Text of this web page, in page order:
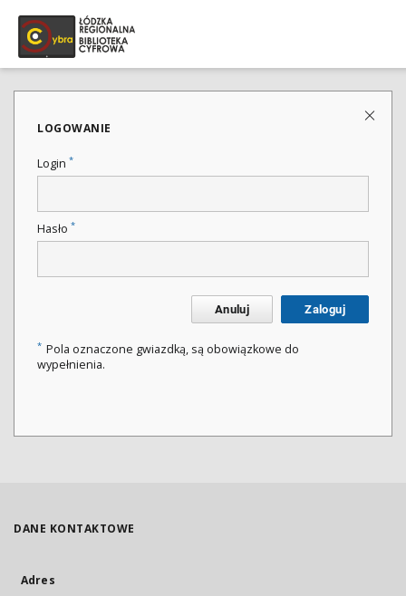
LOGOWANIE
Login *
Hasło *
Anuluj Zaloguj
* Pola oznaczone gwiazdką, są obowiązkowe do
wypełnienia.
DANE KONTAKTOWE
Adres